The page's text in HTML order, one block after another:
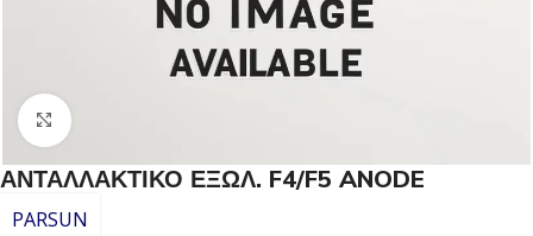
Click to enlarge
ΑΝΤΑΛΛΑΚΤΙΚΟ ΕΞΩΛ. F4/F5 ANODE
PARSUN